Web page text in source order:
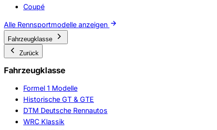
Coupé
Alle Rennsportmodelle anzeigen
Fahrzeugklasse
Zurück
Fahrzeugklasse
Formel 1 Modelle
Historische GT & GTE
DTM Deutsche Rennautos
WRC Klassik